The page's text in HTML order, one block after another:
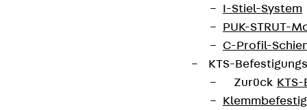
I-Stiel-System
PUK-STRUT-
C-Profil-
KTS-
Zurück